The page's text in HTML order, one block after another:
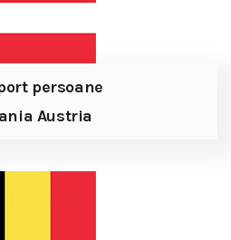
persoane
Austria